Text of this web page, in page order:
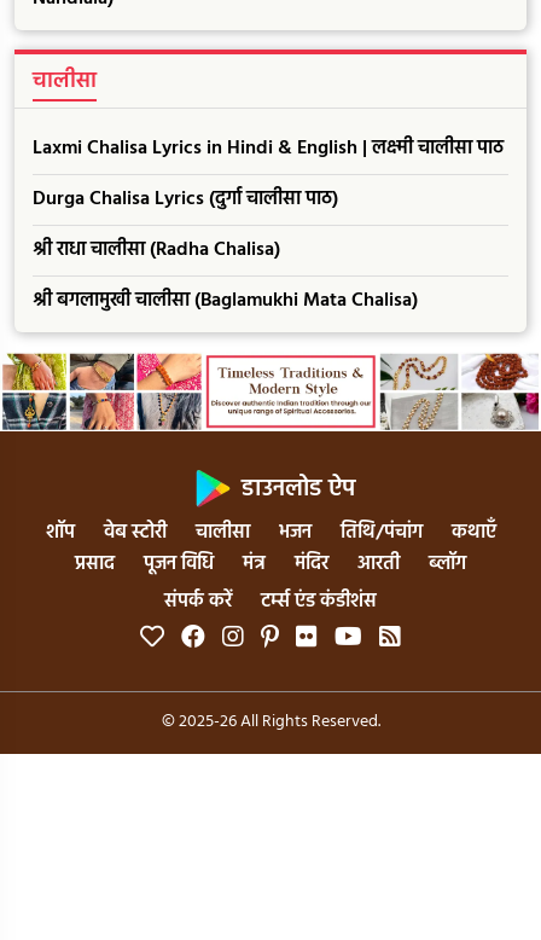
चालीसा
Laxmi Chalisa Lyrics in Hindi & English | लक्ष्मी चालीसा पाठ
Durga Chalisa Lyrics (दुर्गा चालीसा पाठ)
श्री राधा चालीसा (Radha Chalisa)
श्री बगलामुखी चालीसा (Baglamukhi Mata Chalisa)
डाउनलोड ऐप
शॉप वेब स्टोरी चालीसा भजन तिथि/पंचांग
कथाएँ
प्रसाद
पूजन विधि मंत्र मंदिर आरती
ब्लॉग
संपर्क करें
टर्म्स एंड कंडीशंस
© 2025-26 All Rights Reserved.